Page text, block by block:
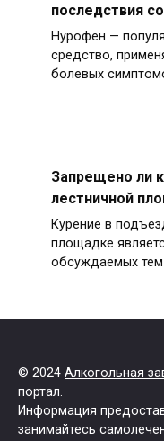
последствия
Нурофен —
средство,
болевых
Запрещено ли
лестничной
Курение в
площадке
обсуждаемых
© 2024 Алкогольная
портал.
Информация
занимайтесь